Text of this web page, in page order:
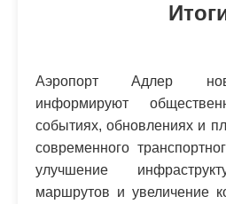
Аэропорт Адлер
информируют
событиях, обновлениях и
современного
улучшение
маршрутов и увеличение